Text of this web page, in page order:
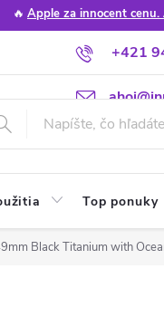
🔥 Apple za innocent
+421
Poradňa Apple
Top ponuky
Black Titanium with